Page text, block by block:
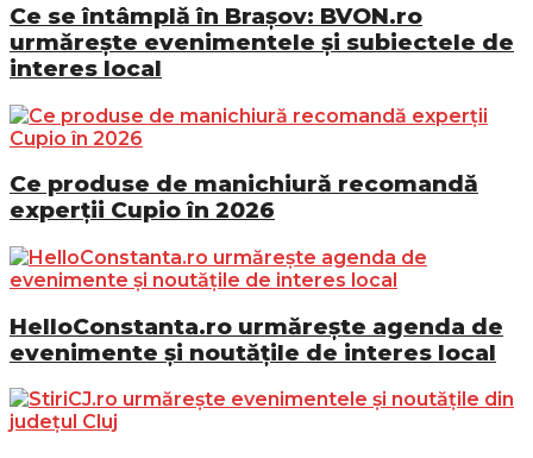
Ce se întâmplă în Brașov: BVON.ro
urmărește evenimentele și subiectele de
interes local
Ce produse de manichiură recomandă
experții Cupio în 2026
HelloConstanta.ro urmărește agenda de
evenimente și noutățile de interes local